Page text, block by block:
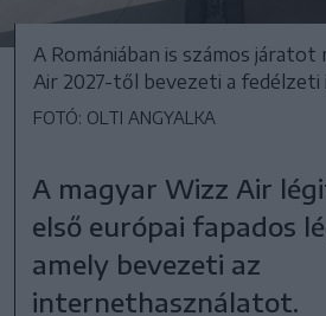
A Romániában is számos
Air 2027-től bevezeti a
FOTÓ: OLTI ANGYALKA
A magyar Wizz Air
első európai fapados
amely bevezeti az
internethasználatot.